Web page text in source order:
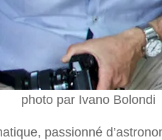
photo par Ivano Bolondi
passionné